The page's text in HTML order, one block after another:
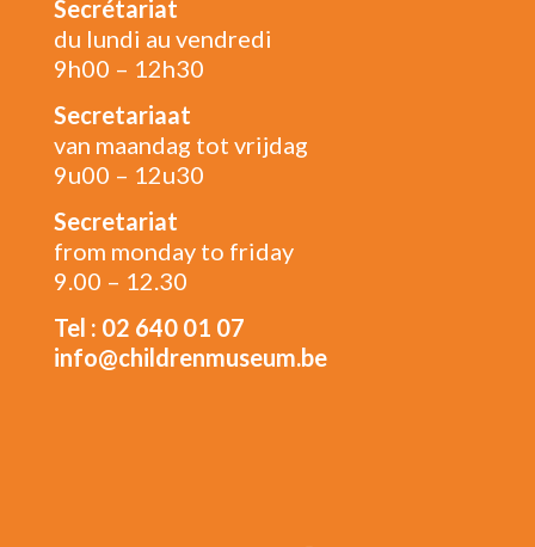
Secrétariat
du lundi au vendredi
9h00 – 12h30
Secretariaat
van maandag tot vrijdag
9u00 – 12u30
Secretariat
from monday to friday
9.00 – 12.30
Tel : 02 640 01 07
info@childrenmuseum.be